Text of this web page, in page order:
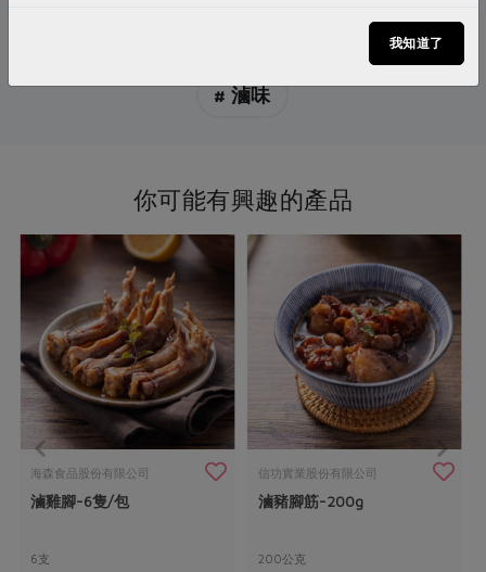
# 滷味
你可能有興趣的產品
海森食品股份有限公司
滷雞腳-6隻/包
6支
信功實業股份有限公司
滷豬腳筋-200g
200公克
我知道了